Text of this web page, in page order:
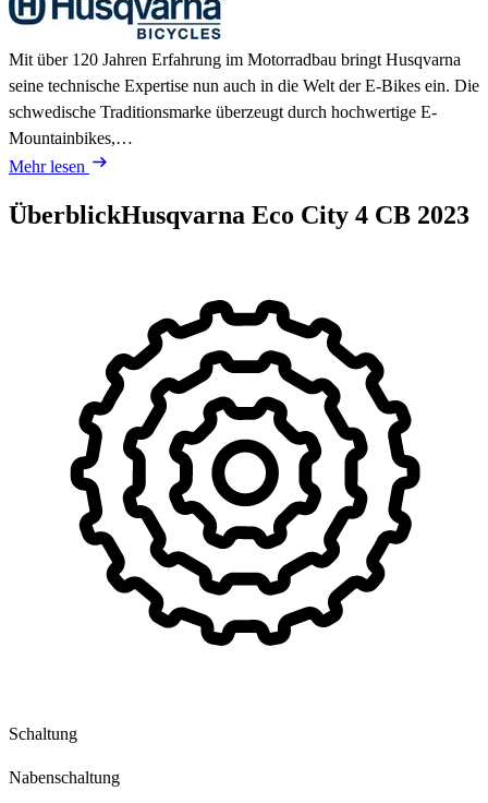
Mit über 120 Jahren Erfahrung im Motorradbau bringt Husqvarna
seine technische Expertise nun auch in die Welt der E-Bikes ein. Die
schwedische Traditionsmarke überzeugt durch hochwertige E-
Mountainbikes,…
Mehr lesen
ÜberblickHusqvarna Eco City 4 CB 2023
Schaltung
Nabenschaltung